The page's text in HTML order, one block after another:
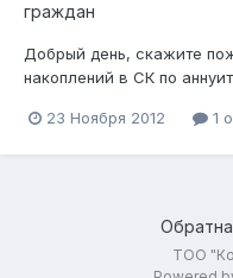
граждан
Добрый день, скажите
накоплений в СК по
23 Ноября 2012
1
ТОО